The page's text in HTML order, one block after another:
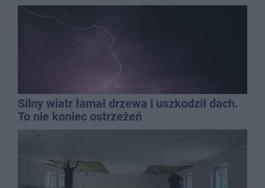
Silny wiatr łamał drzewa i uszkodził dach.
To nie koniec ostrzeżeń